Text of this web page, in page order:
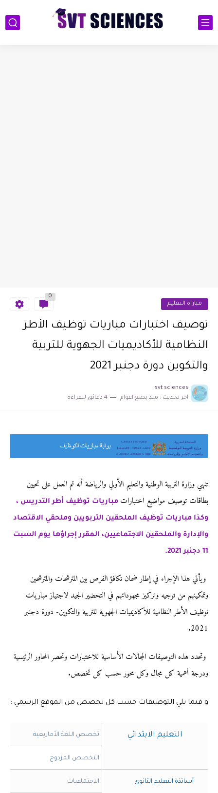
مباراة التعليم
0
توصيف اختبارات مباريات توظيف الأطر
النظامية للأكاديميات الجهوية للتربية
والتكوين دورة دجنبر 2021
svt sciences
اخر تحديث : منذ بضع اعوام 4 دقائق للقراءة
تنهي وزارة التربية الوطنية والتعليم الأولي والرياضة أنه تم العمل على تحيين
بطاقات توصيف مواضيع اختبارات مباريات توظيف أطر التدريس ،
وكذا مباريات توظيف الملحقين التربويين وملحقي الاقتصاد
والإدارة والملحقين الاجتماعيين، المقرر إجراؤها يوم السبت
11 دجنبر 2021.
ويأتي هذا الإجراء في إطار ضمان تكافؤ الفرص بين المترشحات والمترشحين
وتمكينهم من توجيه وتركيز مجهوداتهم في التحضير الجيد لاجتياز مباريات
توظيف الأطر النظامية للأكاديميات الجهوية للتربية والتكوين- دورة دجنبر
2021.
وتحدد هذه التوصيفات المجالات الأساسية للاختبارات وتحصر المحاور الرئيسية
ودرجة أهمية كل مجال وكل محور حسب كل تخصص.
و فيما يلي التوصيفات حسب كل تخصص من الموقع الرسمي :
​تخصص اللغة الأمازيغية التعليم الابتدائي
​التخصص المزدوج
الاجتماعيات ​أساتذة التعليم الثانوي